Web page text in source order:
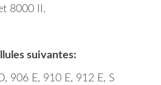
8000 II.
suivantes:
906 E, 910 E, 912 E, S